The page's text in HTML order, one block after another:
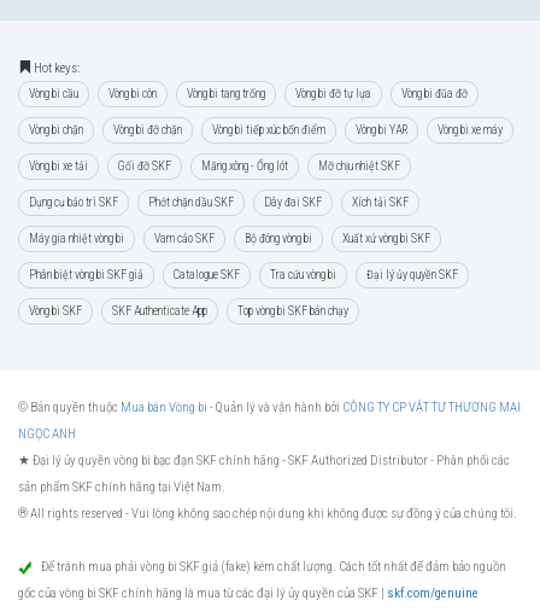
Hot keys:
Vòng bi cầu Vòng bi côn Vòng bi tang trống Vòng bi đỡ tự lựa Vòng bi đũa đỡ
Vòng bi chặn Vòng bi đỡ chặn Vòng bi tiếp xúc bốn điểm Vòng bi YAR Vòng bi xe máy
Vòng bi xe tải Gối đỡ SKF Măng xông - Ống lót Mỡ chịu nhiệt SKF
Dụng cụ bảo trì SKF Phớt chặn dầu SKF Dây đai SKF Xích tải SKF
Máy gia nhiệt vòng bi Vam cảo SKF Bộ đóng vòng bi Xuất xứ vòng bi SKF
Phân biệt vòng bi SKF giả Catalogue SKF Tra cứu vòng bi Đại lý ủy quyền SKF
Vòng bi SKF SKF Authenticate App Top vòng bi SKF bán chạy
© Bản quyền thuộc Mua bán Vòng bi - Quản lý và vận hành bởi CÔNG TY CP VẬT TƯ THƯƠNG MẠI
NGỌC ANH
★ Đại lý ủy quyền vòng bi bạc đạn SKF chính hãng -SKF Authorized Distributor- Phân phối các
sản phẩm SKF chính hãng tại Việt Nam.
® All rights reserved - Vui lòng không sao chép nội dung khi không được sự đồng ý của chúng tôi.
Để tránh mua phải vòng bi SKF giả (fake) kém chất lượng. Cách tốt nhất để đảm bảo nguồn
gốc của vòng bi SKF chính hãng là mua từ các đại lý ủy quyền của SKF | skf.com/genuine